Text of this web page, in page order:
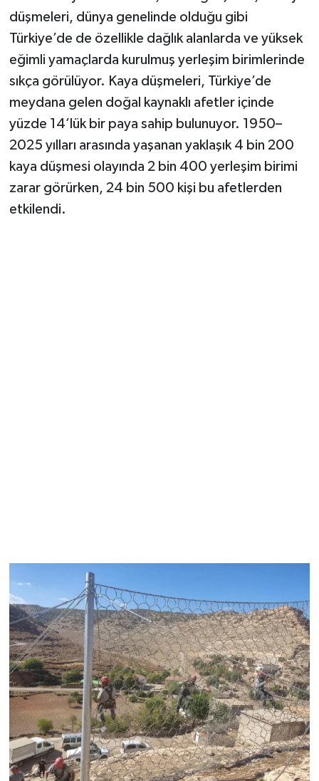
düşmeleri, dünya genelinde olduğu gibi
Türkiye’de de özellikle dağlık alanlarda ve yüksek
eğimli yamaçlarda kurulmuş yerleşim birimlerinde
sıkça görülüyor. Kaya düşmeleri, Türkiye’de
meydana gelen doğal kaynaklı afetler içinde
yüzde 14’lük bir paya sahip bulunuyor. 1950–
2025 yılları arasında yaşanan yaklaşık 4 bin 200
kaya düşmesi olayında 2 bin 400 yerleşim birimi
zarar görürken, 24 bin 500 kişi bu afetlerden
etkilendi.